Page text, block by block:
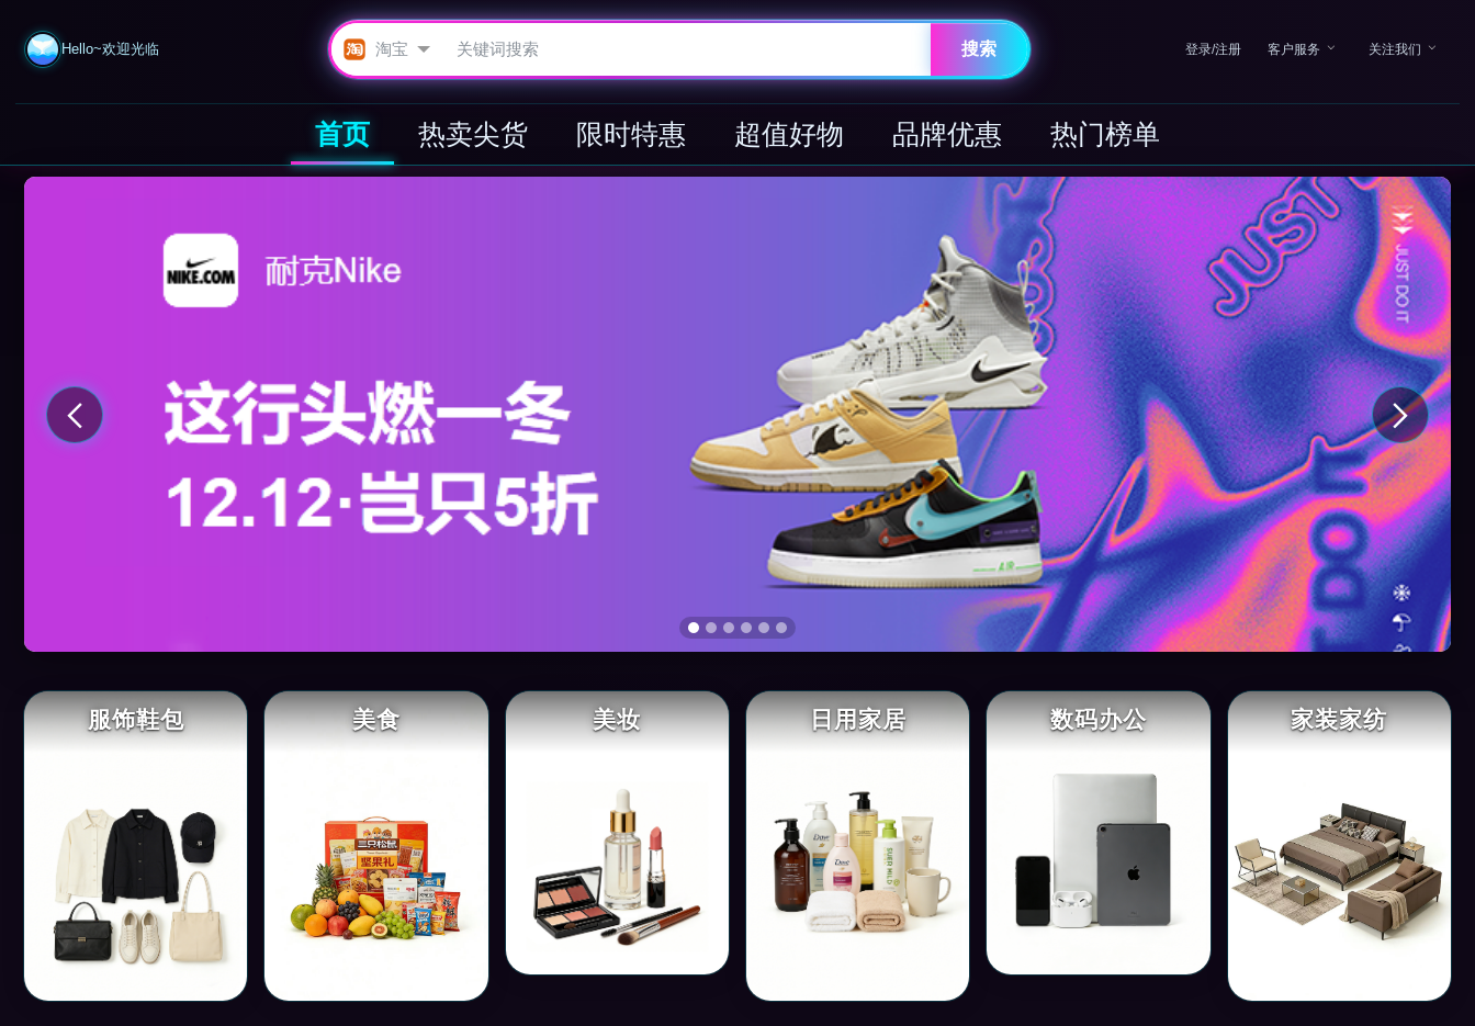
Hello~欢迎光临 搜索 登录/注册 客户服务 关注我们
首页 热卖尖货 限时特惠 超值好物 品牌优惠 热门榜单
 
服饰鞋包 美食 美妆 日用家居 数码办公 家装家纺